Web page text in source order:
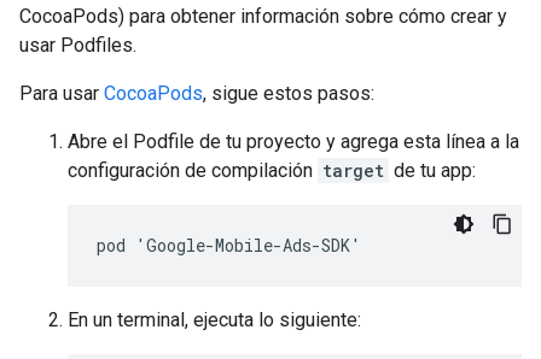
CocoaPods) para obtener información sobre cómo crear y
usar Podfiles.
Para usar CocoaPods, sigue estos pasos:
Abre el Podfile de tu proyecto y agrega esta línea a la
configuración de compilación target de tu app:
pod 'Google-Mobile-Ads-SDK'
En un terminal, ejecuta lo siguiente: